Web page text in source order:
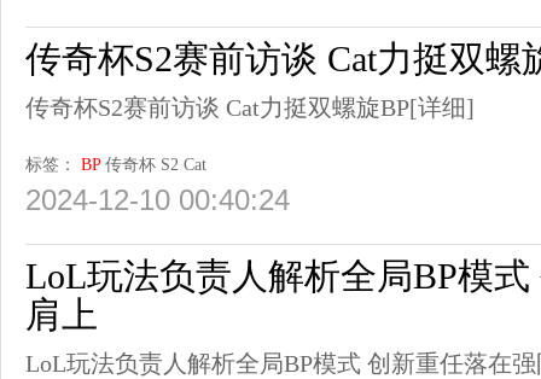
传奇杯S2赛前访谈 Cat力挺双螺
传奇杯S2赛前访谈 Cat力挺双螺旋BP[详细]
标签： BP 传奇杯 S2 Cat
2024-12-10 00:40:24
LoL玩法负责人解析全局BP模
肩上
LoL玩法负责人解析全局BP模式 创新重任落在